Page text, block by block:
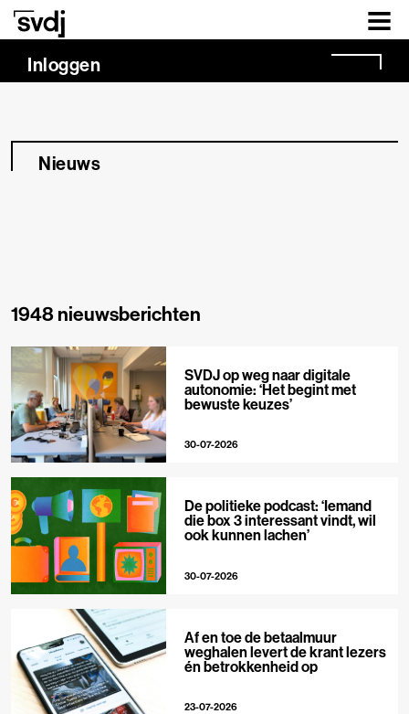
Naar hoofdinhoud
Inloggen
Nieuws
1948 nieuwsberichten
SVDJ op weg naar digitale
autonomie: ‘Het begint met
bewuste keuzes’
30-07-2026
De politieke podcast: ‘Iemand
die box 3 interessant vindt, wil
ook kunnen lachen’
30-07-2026
Af en toe de betaalmuur
weghalen levert de krant lezers
én betrokkenheid op
23-07-2026